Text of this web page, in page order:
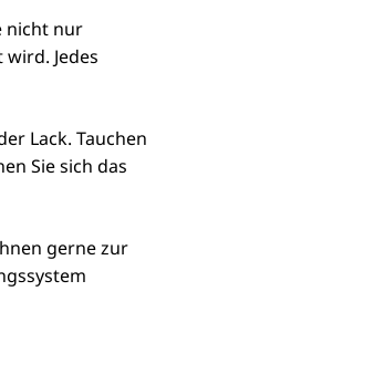
nicht nur
Jedes
Lack. Tauchen
Sie sich das
gerne zur